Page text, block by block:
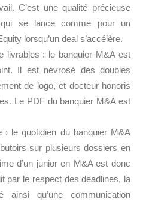
C’est une qualité précieuse
se lance comme pour un
lorsqu’un deal s’accélère.
livrables : le banquier M&A est
Il est névrosé des doubles
de logo, et docteur honoris
Le PDF du banquier M&A est
: le quotidien du banquier M&A
sur plusieurs dossiers en
d’un junior en M&A est donc
par le respect des deadlines, la
qu’une communication